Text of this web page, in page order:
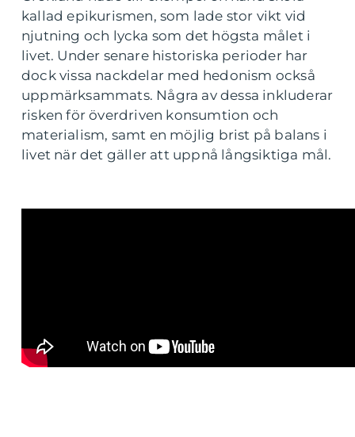
kallad epikurismen, som lade stor vikt vid
njutning och lycka som det högsta målet i
livet. Under senare historiska perioder har
dock vissa nackdelar med hedonism också
uppmärksammats. Några av dessa inkluderar
risken för överdriven konsumtion och
materialism, samt en möjlig brist på balans i
livet när det gäller att uppnå långsiktiga mål.